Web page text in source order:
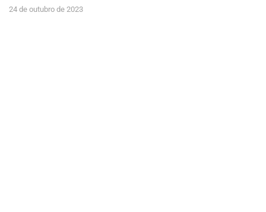
24 de outubro de 2023